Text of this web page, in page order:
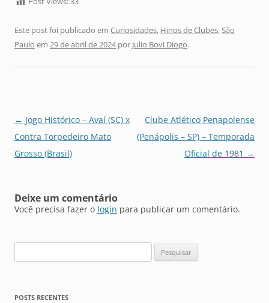
Este post foi publicado em Curiosidades, Hinos de Clubes,São
Paulo em 29 de abril de 2024por Julio Bovi Diogo.
Navegação
de
posts
← Jogo Histórico – Avaí (SC) x
Contra Torpedeiro Mato
Grosso (Brasil)
Clube Atlético Penapolense
(Penápolis – SP) – Temporada
Oficial de 1981 →
Deixe um comentário
Você precisa fazer o login para publicar um comentário.
por:
POSTS RECENTES